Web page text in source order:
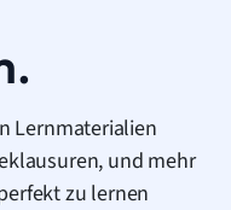
Lernmaterialien
und mehr
zu lernen